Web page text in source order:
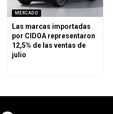
MERCADO
Las marcas importadas
por CIDOA representaron
12,5% de las ventas de
julio